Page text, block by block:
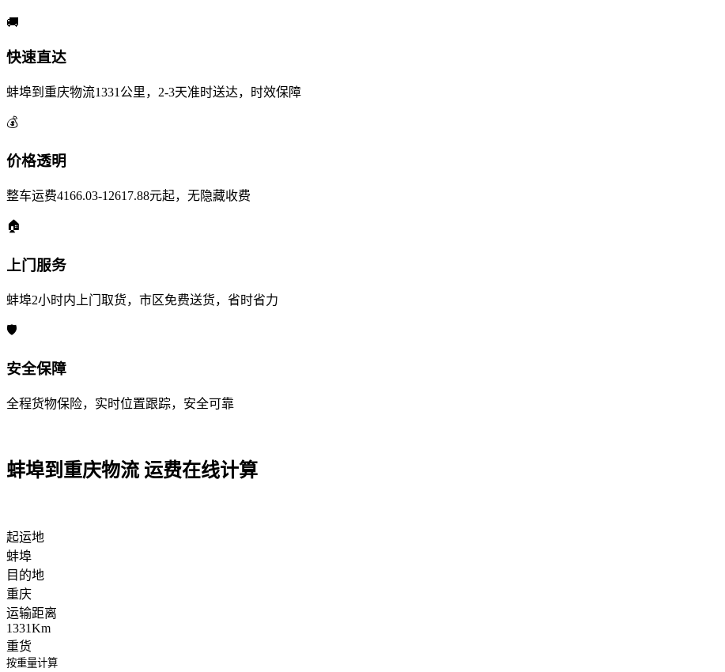
🚚
快速直达
蚌埠到重庆物流1331公里，2-3天准时送达，时效保障
💰
价格透明
整车运费4166.03-12617.88元起，无隐藏收费
🏠
上门服务
蚌埠2小时内上门取货，市区免费送货，省时省力
🛡️
安全保障
全程货物保险，实时位置跟踪，安全可靠
蚌埠到重庆物流 运费在线计算
起运地
蚌埠
目的地
重庆
运输距离
1331Km
重货
按重量计算